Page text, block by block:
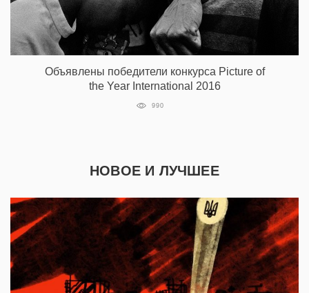
Объявлены победители конкурса Picture of
the Year International 2016
990
НОВОЕ И ЛУЧШЕЕ